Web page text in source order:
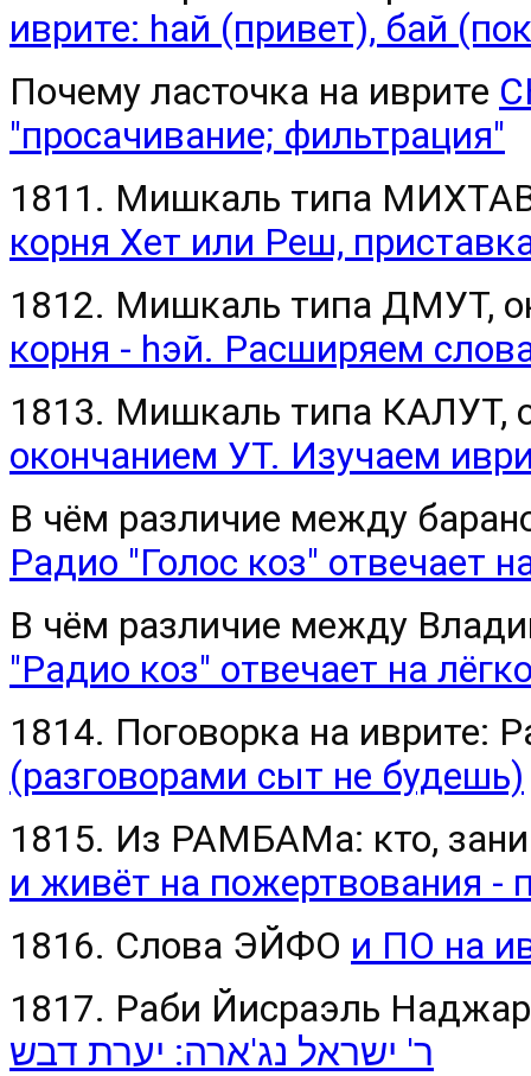
иврите: hай (привет), бай
Почему ласточка на иврите
"просачивание; фильтрация"
1811. Мишкаль типа
корня Хет или Реш,
1812. Мишкаль типа ДМУТ,
корня - hэй. Расширяем
1813. Мишкаль типа КАЛУТ,
окончанием УТ. Изучаем
В чём различие между
Радио "Голос коз" отвечает
В чём различие между
"Радио коз" отвечает на
1814. Поговорка на иврите:
(разговорами сыт не будешь)
1815. Из РАМБАМа: кто,
и живёт на пожертвования -
1816. Слова ЭЙФО и ПО на
1817. Раби Йисраэль
ר' ישראל נג'ארה: יערת דבש